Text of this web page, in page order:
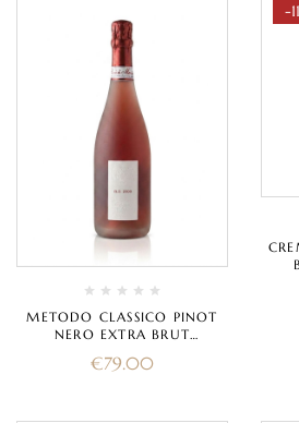
METODO CLASSICO PINOT
NERO EXTRA BRUT
2009 – MARCHESI DI
€79.00
-